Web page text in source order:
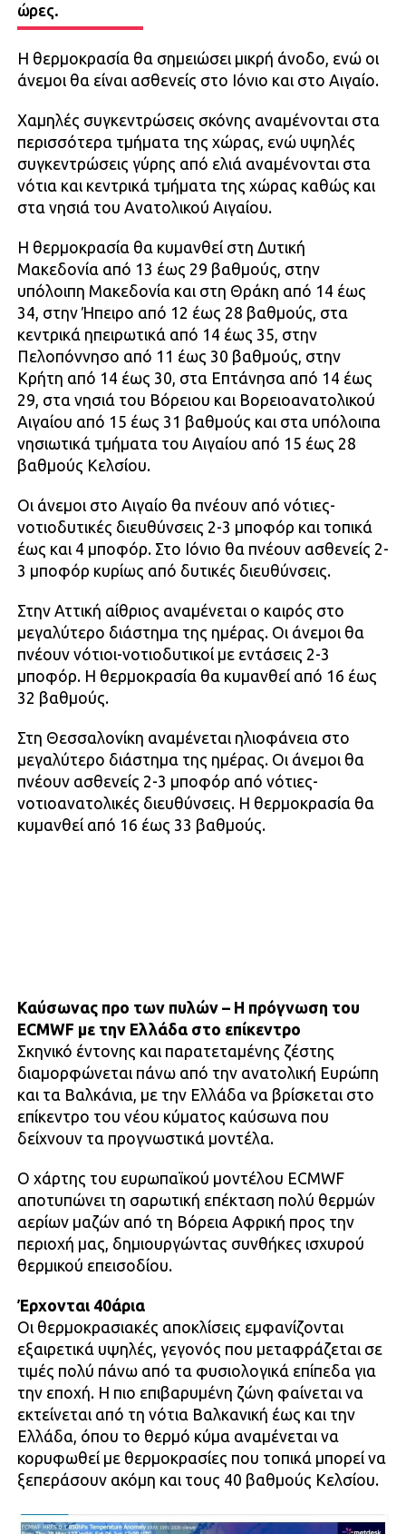
ώρες.
Η θερμοκρασία θα σημειώσει μικρή άνοδο, ενώ οι
άνεμοι θα είναι ασθενείς στο Ιόνιο και στο Αιγαίο.
Χαμηλές συγκεντρώσεις σκόνης αναμένονται στα
περισσότερα τμήματα της χώρας, ενώ υψηλές
συγκεντρώσεις γύρης από ελιά αναμένονται στα
νότια και κεντρικά τμήματα της χώρας καθώς και
στα νησιά του Ανατολικού Αιγαίου.
Η θερμοκρασία θα κυμανθεί στη Δυτική
Μακεδονία από 13 έως 29 βαθμούς, στην
υπόλοιπη Μακεδονία και στη Θράκη από 14 έως
34, στην Ήπειρο από 12 έως 28 βαθμούς, στα
κεντρικά ηπειρωτικά από 14 έως 35, στην
Πελοπόννησο από 11 έως 30 βαθμούς, στην
Κρήτη από 14 έως 30, στα Επτάνησα από 14 έως
29, στα νησιά του Βόρειου και Βορειοανατολικού
Αιγαίου από 15 έως 31 βαθμούς και στα υπόλοιπα
νησιωτικά τμήματα του Αιγαίου από 15 έως 28
βαθμούς Κελσίου.
Οι άνεμοι στο Αιγαίο θα πνέουν από νότιες-
νοτιοδυτικές διευθύνσεις 2-3 μποφόρ και τοπικά
έως και 4 μποφόρ. Στο Ιόνιο θα πνέουν ασθενείς 2-
3 μποφόρ κυρίως από δυτικές διευθύνσεις.
Στην Αττική αίθριος αναμένεται ο καιρός στο
μεγαλύτερο διάστημα της ημέρας. Οι άνεμοι θα
πνέουν νότιοι-νοτιοδυτικοί με εντάσεις 2-3
μποφόρ. Η θερμοκρασία θα κυμανθεί από 16 έως
32 βαθμούς.
Στη Θεσσαλονίκη αναμένεται ηλιοφάνεια στο
μεγαλύτερο διάστημα της ημέρας. Οι άνεμοι θα
πνέουν ασθενείς 2-3 μποφόρ από νότιες-
νοτιοανατολικές διευθύνσεις. Η θερμοκρασία θα
κυμανθεί από 16 έως 33 βαθμούς.
Καύσωνας προ των πυλών – Η πρόγνωση του
ECMWF με την Ελλάδα στο επίκεντρο
Σκηνικό έντονης και παρατεταμένης ζέστης
διαμορφώνεται πάνω από την ανατολική Ευρώπη
και τα Βαλκάνια, με την Ελλάδα να βρίσκεται στο
επίκεντρο του νέου κύματος καύσωνα που
δείχνουν τα προγνωστικά μοντέλα.
Ο χάρτης του ευρωπαϊκού μοντέλου ECMWF
αποτυπώνει τη σαρωτική επέκταση πολύ θερμών
αερίων μαζών από τη Βόρεια Αφρική προς την
περιοχή μας, δημιουργώντας συνθήκες ισχυρού
θερμικού επεισοδίου.
Έρχονται 40άρια
Οι θερμοκρασιακές αποκλίσεις εμφανίζονται
εξαιρετικά υψηλές, γεγονός που μεταφράζεται σε
τιμές πολύ πάνω από τα φυσιολογικά επίπεδα για
την εποχή. Η πιο επιβαρυμένη ζώνη φαίνεται να
εκτείνεται από τη νότια Βαλκανική έως και την
Ελλάδα, όπου το θερμό κύμα αναμένεται να
κορυφωθεί με θερμοκρασίες που τοπικά μπορεί να
ξεπεράσουν ακόμη και τους 40 βαθμούς Κελσίου.